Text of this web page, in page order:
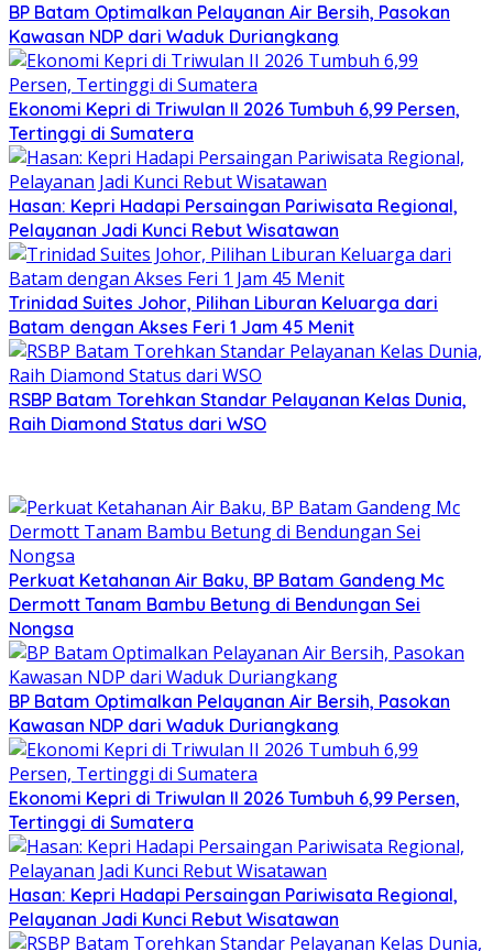
BP Batam Optimalkan Pelayanan Air Bersih, Pasokan
Kawasan NDP dari Waduk Duriangkang
Ekonomi Kepri di Triwulan II 2026 Tumbuh 6,99 Persen,
Tertinggi di Sumatera
Hasan: Kepri Hadapi Persaingan Pariwisata Regional,
Pelayanan Jadi Kunci Rebut Wisatawan
Trinidad Suites Johor, Pilihan Liburan Keluarga dari
Batam dengan Akses Feri 1 Jam 45 Menit
RSBP Batam Torehkan Standar Pelayanan Kelas Dunia,
Raih Diamond Status dari WSO
Perkuat Ketahanan Air Baku, BP Batam Gandeng Mc
Dermott Tanam Bambu Betung di Bendungan Sei
Nongsa
BP Batam Optimalkan Pelayanan Air Bersih, Pasokan
Kawasan NDP dari Waduk Duriangkang
Ekonomi Kepri di Triwulan II 2026 Tumbuh 6,99 Persen,
Tertinggi di Sumatera
Hasan: Kepri Hadapi Persaingan Pariwisata Regional,
Pelayanan Jadi Kunci Rebut Wisatawan